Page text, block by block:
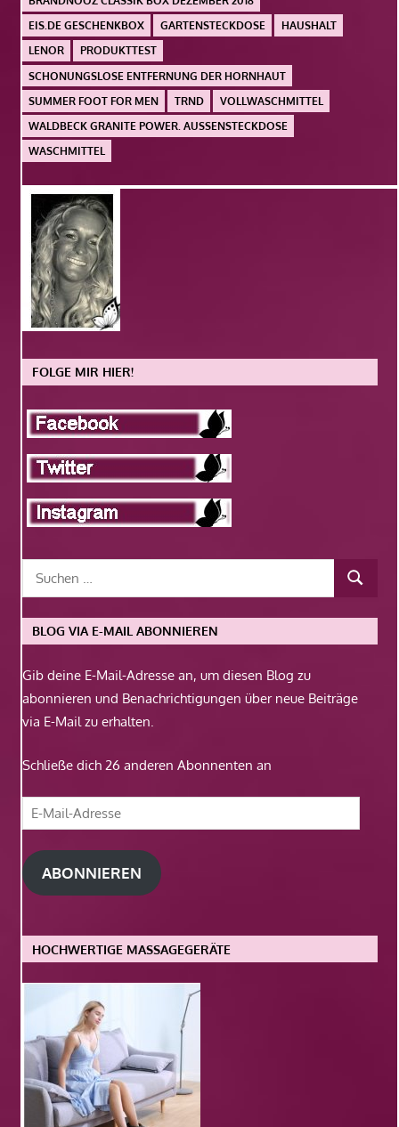
EIS.DE GESCHENKBOX
GARTENSTECKDOSE
HAUSHALT
LENOR
PRODUKTTEST
SCHONUNGSLOSE ENTFERNUNG DER HORNHAUT
SUMMER FOOT FOR MEN
TRND
VOLLWASCHMITTEL
WALDBECK GRANITE POWER. AUSSENSTECKDOSE
WASCHMITTEL
FOLGE MIR HIER!
BLOG VIA E-MAIL ABONNIEREN
Gib deine E-Mail-Adresse an, um diesen Blog zu
abonnieren und Benachrichtigungen über neue Beiträge
via E-Mail zu erhalten.
Schließe dich 26 anderen Abonnenten an
E-
Mail-
Adresse
ABONNIEREN
HOCHWERTIGE MASSAGEGERÄTE